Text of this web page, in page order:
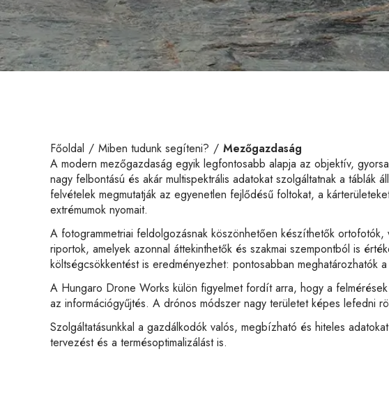
Főoldal Miben tudunk segíteni?
Mezőgazdaság
A modern mezőgazdaság egyik legfontosabb alapja az objektív,
nagy felbontású és akár multispektrális adatokat szolgáltatnak a
felvételek megmutatják az egyenetlen fejlődésű foltokat, a
extrémumok nyomait.
A fotogrammetriai feldolgozásnak köszönhetően készíthetők
riportok, amelyek azonnal áttekinthetők és szakmai szempontból is
költségcsökkentést is eredményezhet: pontosabban meghatározhatók
A Hungaro Drone Works külön figyelmet fordít arra, hogy a
az információgyűjtés. A drónos módszer nagy területet képes lefedni
Szolgáltatásunkkal a gazdálkodók valós, megbízható és hiteles
tervezést és a termésoptimalizálást is.